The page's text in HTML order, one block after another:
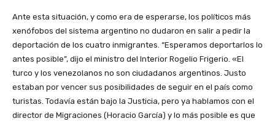
Ante esta situación, y como era de esperarse, los políticos más
xenófobos del sistema argentino no dudaron en salir a pedir la
deportación de los cuatro inmigrantes. “Esperamos deportarlos lo
antes posible”, dijo el ministro del Interior Rogelio Frigerio. «El
turco y los venezolanos no son ciudadanos argentinos. Justo
estaban por vencer sus posibilidades de seguir en el país como
turistas. Todavía están bajo la Justicia, pero ya hablamos con el
director de Migraciones (Horacio García) y lo más posible es que